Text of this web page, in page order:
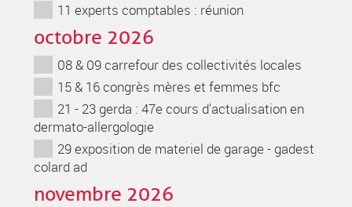
11 experts comptables : réunion
octobre 2026
08 & 09 carrefour des collectivités locales
15 & 16 congrès mères et femmes bfc
21 - 23 gerda : 47e cours d'actualisation en
dermato-allergologie
29 exposition de materiel de garage - gadest
colard ad
novembre 2026